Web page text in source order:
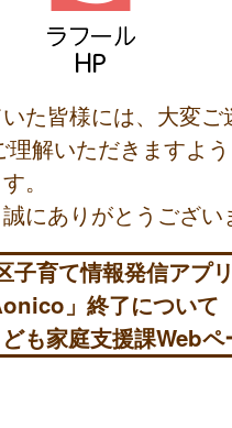
た皆様には、大変
理解いただきますよ
。
にありがとうござい
子育て情報発信アプ
」終了について
ども家庭支援課Web